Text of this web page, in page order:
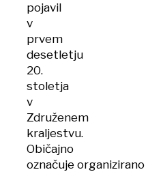
pojavil
v
prvem
desetletju
20.
stoletja
v
Združenem
kraljestvu.
Običajno
označuje organizirano